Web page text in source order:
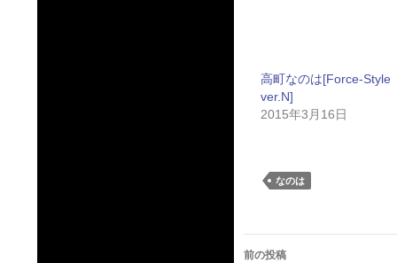
高町なのは[Force-Style
ver.N]
2015年3月16日
なのは
投
前の投稿